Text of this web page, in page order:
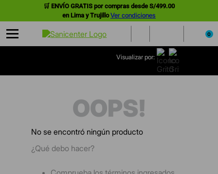
🛒 ENVÍO GRATIS por compras desde S/499.00
en Lima y TrujilloVer condiciones
0
Visualizar por:
OOPS!
No se encontró ningún producto
¿Qué debo hacer?